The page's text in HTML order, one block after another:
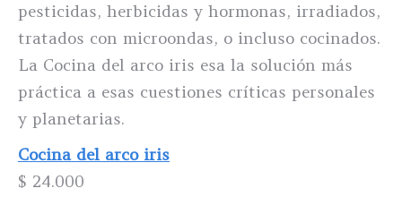
pesticidas, herbicidas y hormonas, irradiados,
tratados con microondas, o incluso cocinados.
La Cocina del arco iris esa la solución más
práctica a esas cuestiones críticas personales
y planetarias.
Cocina del arco iris
$ 24.000